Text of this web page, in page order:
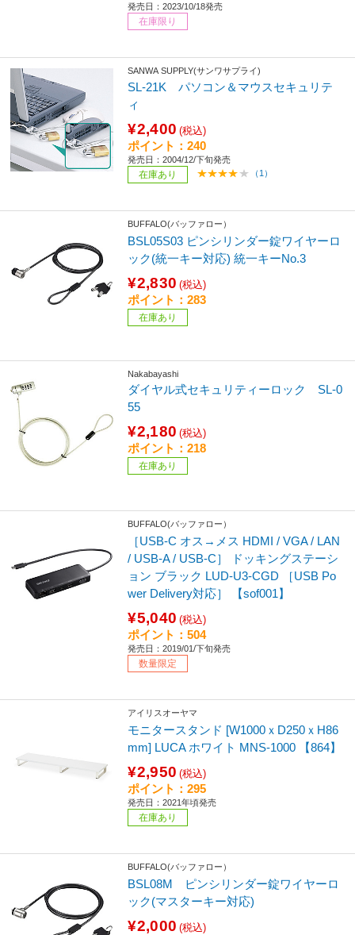
発売日：2023/10/18発売
在庫限り
SANWA SUPPLY(サンワサプライ)
SL-21K パソコン＆マウスセキュリテ
ィ
¥2,400 (税込)
ポイント：240
発売日：2004/12/下旬発売
在庫あり （1）
BUFFALO(バッファロー）
BSL05S03 ピンシリンダー錠ワイヤーロ
ック(統一キー対応) 統一キーNo.3
¥2,830 (税込)
ポイント：283
在庫あり
Nakabayashi
ダイヤル式セキュリティーロック SL-0
55
¥2,180 (税込)
ポイント：218
在庫あり
BUFFALO(バッファロー）
［USB-C オス→メス HDMI / VGA / LAN
/ USB-A / USB-C］ ドッキングステーシ
ョン ブラック LUD-U3-CGD ［USB Po
wer Delivery対応］ 【sof001】
¥5,040 (税込)
ポイント：504
発売日：2019/01/下旬発売
数量限定
アイリスオーヤマ
モニタースタンド [W1000ｘD250ｘH86
mm] LUCA ホワイト MNS-1000 【864】
¥2,950 (税込)
ポイント：295
発売日：2021年頃発売
在庫あり
BUFFALO(バッファロー）
BSL08M ピンシリンダー錠ワイヤーロ
ック(マスターキー対応)
¥2,000 (税込)